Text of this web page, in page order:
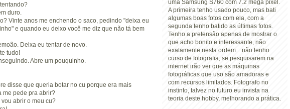
duro.
Vinte anos me enchendo o saco, pedindo "deixa eu
e quando eu deixo você me diz que não tá bem
Deixa eu tentar de novo.
tudo!
Abre um pouquinho.
disse que queria botar no cu porque era mais
me pede pra abrir?
abrir o meu cu?
uma Samsung S760 com 7.2 mega pixel.
A primeira tenho usado pouco, mas bati
algumas boas fotos com ela, com a
segunda tenho batido as últimas fotos.
Tenho a pretensão apenas de mostrar o
que acho bonito e interessante, não
exatamente nesta ordem... não tenho
curso de fotografia, se pesquisarem na
internet irão ver que as máquinas
fotográficas que uso são amadoras e
com recursos limitados. Fotografo no
instinto, talvez no futuro eu invista na
teoria deste hobby, melhorando a prática.